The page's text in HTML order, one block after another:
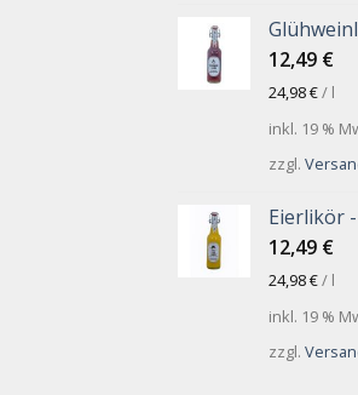
12,49 €
24,98€/ l
inkl. 19 %
zzgl.
Eierlikör
12,49 €
24,98€/ l
inkl. 19 %
zzgl.